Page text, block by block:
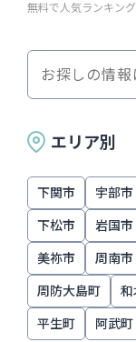
無料で人気ランキン
エリア別
下関市 宇部市
下松市 岩国市
美祢市 周南市
周防大島町 和
平生町 阿武町